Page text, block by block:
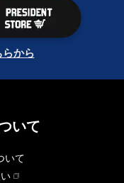
から
いて
いて